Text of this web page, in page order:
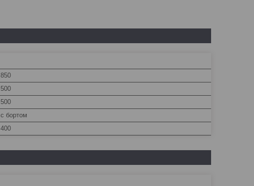
850
500
500
с бортом
400